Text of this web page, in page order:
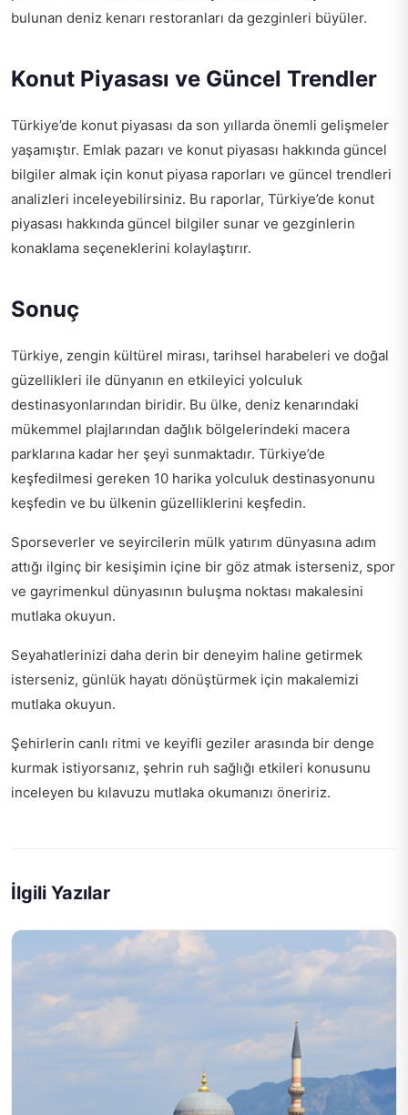
bulunan deniz kenarı restoranları da gezginleri büyüler.
Konut Piyasası ve Güncel Trendler
Türkiye’de konut piyasası da son yıllarda önemli gelişmeler
yaşamıştır. Emlak pazarı ve konut piyasası hakkında güncel
bilgiler almak için konut piyasa raporları ve güncel trendleri
analizleri inceleyebilirsiniz. Bu raporlar, Türkiye’de konut
piyasası hakkında güncel bilgiler sunar ve gezginlerin
konaklama seçeneklerini kolaylaştırır.
Sonuç
Türkiye, zengin kültürel mirası, tarihsel harabeleri ve doğal
güzellikleri ile dünyanın en etkileyici yolculuk
destinasyonlarından biridir. Bu ülke, deniz kenarındaki
mükemmel plajlarından dağlık bölgelerindeki macera
parklarına kadar her şeyi sunmaktadır. Türkiye’de
keşfedilmesi gereken 10 harika yolculuk destinasyonunu
keşfedin ve bu ülkenin güzelliklerini keşfedin.
Sporseverler ve seyircilerin mülk yatırım dünyasına adım
attığı ilginç bir kesişimin içine bir göz atmak isterseniz, spor
ve gayrimenkul dünyasının buluşma noktası makalesini
mutlaka okuyun.
Seyahatlerinizi daha derin bir deneyim haline getirmek
isterseniz, günlük hayatı dönüştürmek için makalemizi
mutlaka okuyun.
Şehirlerin canlı ritmi ve keyifli geziler arasında bir denge
kurmak istiyorsanız, şehrin ruh sağlığı etkileri konusunu
inceleyen bu kılavuzu mutlaka okumanızı öneririz.
İlgili Yazılar